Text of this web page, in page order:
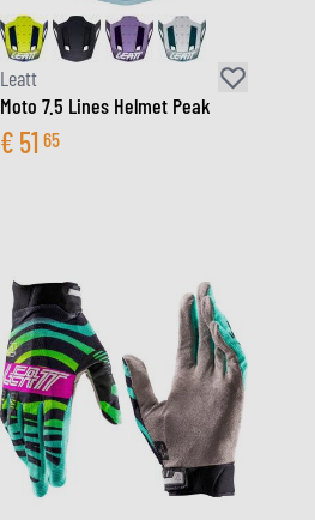
Leatt
Moto 7.5 Lines Helmet Peak
€ 51 65